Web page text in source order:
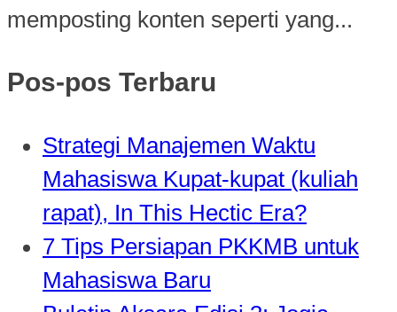
memposting konten seperti yang...
Pos-pos Terbaru
Strategi Manajemen Waktu
Mahasiswa Kupat-kupat (kuliah
rapat), In This Hectic Era?
7 Tips Persiapan PKKMB untuk
Mahasiswa Baru